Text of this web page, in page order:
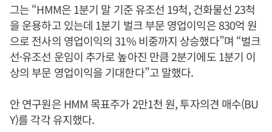
그는 “HMM은 1분기 말 기준 유조선 19척, 건화물선 23척
을 운용하고 있는데 1분기 벌크 부문 영업이익은 830억 원
으로 전사의 영업이익의 31% 비중까지 상승했다”며 “벌크
선·유조선 운임이 추가로 높아진 만큼 2분기에도 1분기 이
상의 부문 영업이익을 기대한다”고 말했다.
안 연구원은 HMM 목표주가 2만1천 원, 투자의견 매수(BU
Y)를 각각 유지했다.